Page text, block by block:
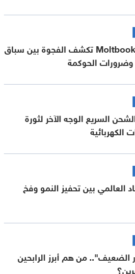
منصة Moltbook تكشف الفجوة بين سباق
وضرورات الحوكمة
السريع الوجه الآخر لثورة
الكهربائية
العالمي بين تحفيز النمو وفخ
الضعيف".. من هم أبرز الرابحين